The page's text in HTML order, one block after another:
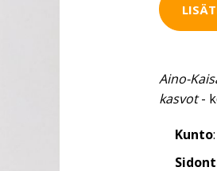
Aino-
kasvot-
Kunto